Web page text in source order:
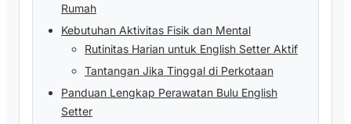
Rumah
Kebutuhan Aktivitas Fisik dan Mental
Rutinitas Harian untuk English Setter Aktif
Tantangan Jika Tinggal di Perkotaan
Panduan Lengkap Perawatan Bulu English
Setter